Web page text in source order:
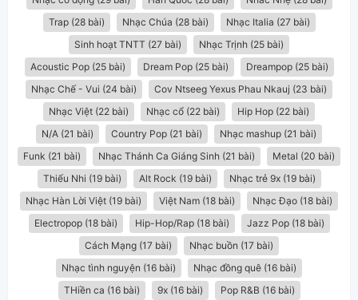
Trap (28 bài)
Nhạc Chúa (28 bài)
Nhạc Italia (27 bài)
Sinh hoạt TNTT (27 bài)
Nhạc Trịnh (25 bài)
Acoustic Pop (25 bài)
Dream Pop (25 bài)
Dreampop (25 bài)
Nhạc Chế - Vui (24 bài)
Cov Ntseeg Yexus Phau Nkauj (23 bài)
Nhạc Việt (22 bài)
Nhạc cổ (22 bài)
Hip Hop (22 bài)
N/A (21 bài)
Country Pop (21 bài)
Nhạc mashup (21 bài)
Funk (21 bài)
Nhạc Thánh Ca Giáng Sinh (21 bài)
Metal (20 bài)
Thiếu Nhi (19 bài)
Alt Rock (19 bài)
Nhạc trẻ 9x (19 bài)
Nhạc Hàn Lời Việt (19 bài)
Việt Nam (18 bài)
Nhạc Đạo (18 bài)
Electropop (18 bài)
Hip-Hop/Rap (18 bài)
Jazz Pop (18 bài)
Cách Mạng (17 bài)
Nhạc buồn (17 bài)
Nhạc tình nguyện (16 bài)
Nhạc đồng quê (16 bài)
THiền ca (16 bài)
9x (16 bài)
Pop R&B (16 bài)